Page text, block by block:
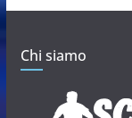
Chi siamo